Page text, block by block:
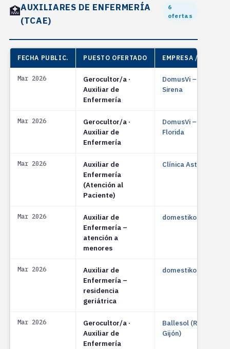
🏥AUXILIARES DE ENFERMERÍA
(TCAE)
6
ofertas
FECHA PUBLIC. PUESTO OFERTADO EMPRESA / ENTIDAD
Mar 2026
Gerocultor/a ·
Auxiliar de
Enfermería
DomusVi – Resid. La
Sirena
Mar 2026
Gerocultor/a ·
Auxiliar de
Enfermería
DomusVi – Resid. La
Florida
Mar 2026
Auxiliar de
Enfermería
(Atención al
Paciente)
Clínica Asturias, S.A.
Mar 2026
Auxiliar de
Enfermería –
atención a
menores
domestiko.com
Mar 2026
Auxiliar de
Enfermería –
residencia
geriátrica
domestiko.com
Mar 2026
Gerocultor/a ·
Auxiliar de
Enfermería
Ballesol (Resid.
Gijón)